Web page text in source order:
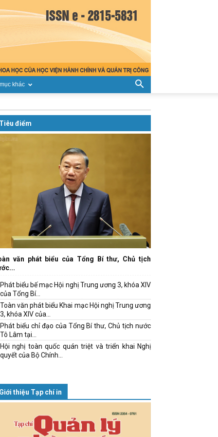
khác
Tiêu điểm
văn phát biểu của Tổng Bí thư, Chủ tịch
Phát biểu bế mạc Hội nghị Trung ương 3, khóa XIV
của Tổng Bí...
Toàn văn phát biểu Khai mạc Hội nghị Trung ương
3, khóa XIV của...
Phát biểu chỉ đạo của Tổng Bí thư, Chủ tịch nước
Tô Lâm tại...
Hội nghị toàn quốc quán triệt và triển khai Nghị
quyết của Bộ Chính...
Giới thiệu Tạp chí in